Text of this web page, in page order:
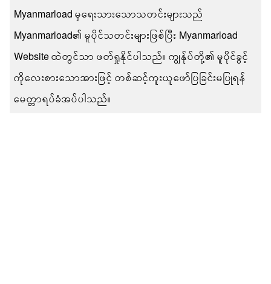
Myanmarload မှရေးသားသောသတင်းများသည်
Myanmarload၏ မူပိုင်သတင်းများဖြစ်ပြီး Myanmarload
Website ထဲတွင်သာ ဖတ်ရှုနိုင်ပါသည်။ ကျွန်ုပ်တို့၏ မူပိုင်ခွင့်
ကိုလေးစားသောအားဖြင့် တစ်ဆင့်ကူးယူဖော်ပြခြင်းမပြုရန်
မေတ္တာရပ်ခံအပ်ပါသည်။